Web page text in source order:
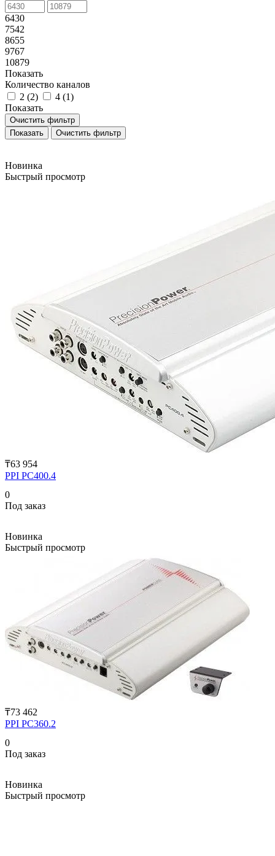
6430
7542
8655
9767
10879
Показать
Количество каналов
2 (2) 4 (1)
Показать
Очистить фильтр
Очистить фильтр
Новинка
Быстрый просмотр
₸63 954
PPI PC400.4
0
Под заказ
Новинка
Быстрый просмотр
₸73 462
PPI PC360.2
0
Под заказ
Новинка
Быстрый просмотр